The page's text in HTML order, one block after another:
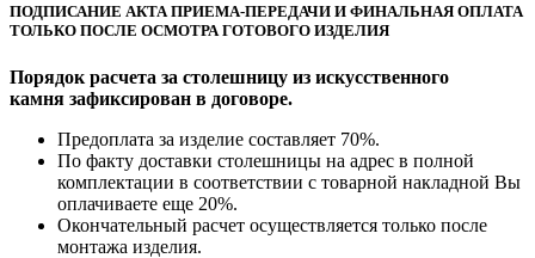
ПОДПИСАНИЕ АКТА ПРИЕМА-ПЕРЕДАЧИ И ФИНАЛЬНАЯ ОПЛАТА
ТОЛЬКО ПОСЛЕ ОСМОТРА ГОТОВОГО ИЗДЕЛИЯ
Порядок расчета за столешницу из искусственного
камня зафиксирован в договоре.
Предоплата за изделие составляет 70%.
По факту доставки столешницы на адрес в полной
комплектации в соответствии с товарной накладной Вы
оплачиваете еще 20%.
Окончательный расчет осуществляется только после
монтажа изделия.